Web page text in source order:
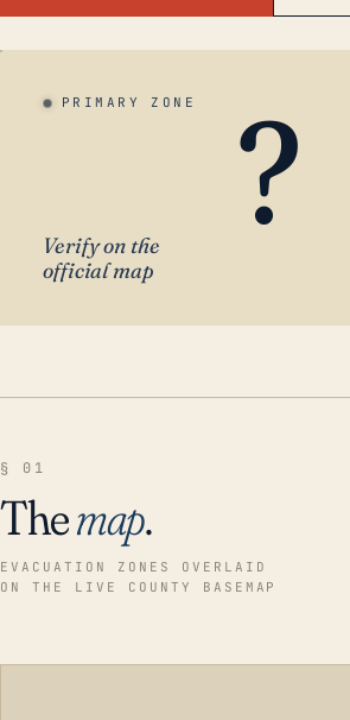
PRIMARY ZONE ?
Verify on the
official map
§ 01
Themap.
EVACUATION ZONES OVERLAID
ON THE LIVE COUNTY BASEMAP